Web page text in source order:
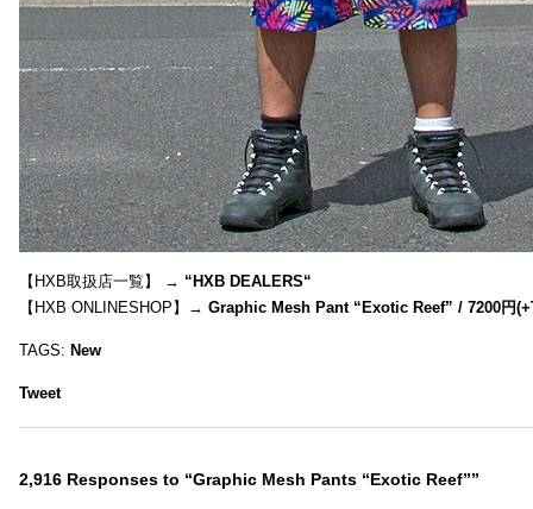
【HXB取扱店一覧】 → “HXB DEALERS“
【HXB ONLINESHOP】→ Graphic Mesh Pant “Exotic Reef” / 7200円
TAGS: New
Tweet
2,916 Responses to “Graphic Mesh Pants “Exotic Reef””